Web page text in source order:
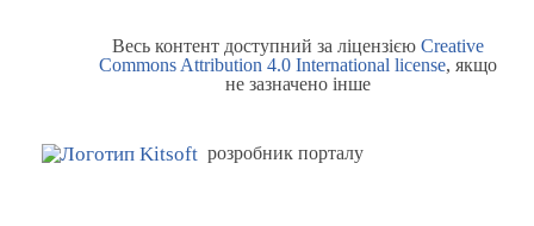
Весь контент доступний за ліцензією Creative
Commons Attribution 4.0 International license, якщо
не зазначено інше
розробник порталу